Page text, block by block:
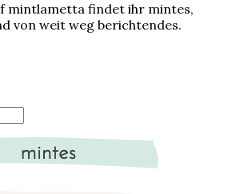
mintlametta findet ihr mintes,
von weit weg berichtendes.